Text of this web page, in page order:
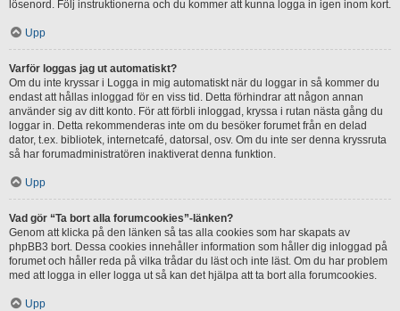
lösenord. Följ instruktionerna och du kommer att kunna logga in igen inom kort.
Upp
Varför loggas jag ut automatiskt?
Om du inte kryssar i Logga in mig automatiskt när du loggar in så kommer du
endast att hållas inloggad för en viss tid. Detta förhindrar att någon annan
använder sig av ditt konto. För att förbli inloggad, kryssa i rutan nästa gång du
loggar in. Detta rekommenderas inte om du besöker forumet från en delad
dator, t.ex. bibliotek, internetcafé, datorsal, osv. Om du inte ser denna kryssruta
så har forumadministratören inaktiverat denna funktion.
Upp
Vad gör “Ta bort alla forumcookies”-länken?
Genom att klicka på den länken så tas alla cookies som har skapats av
phpBB3 bort. Dessa cookies innehåller information som håller dig inloggad på
forumet och håller reda på vilka trådar du läst och inte läst. Om du har problem
med att logga in eller logga ut så kan det hjälpa att ta bort alla forumcookies.
Upp